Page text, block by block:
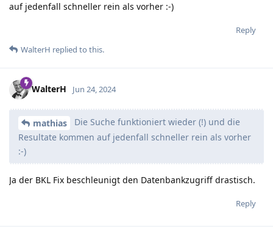
auf jedenfall schneller rein als vorher :-)
Reply
WalterH replied to this.
WalterH Jun 24, 2024
mathias
Die Suche funktioniert wieder (!) und die
Resultate kommen auf jedenfall schneller rein als vorher
:-)
Ja der BKL Fix beschleunigt den Datenbankzugriff drastisch.
Reply